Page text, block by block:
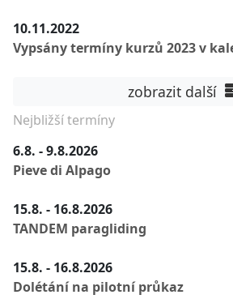
10.11.2022
Vypsány termíny kurzů 2023 v
zobrazit další
Nejbližší termíny
6.8. - 9.8.2026
Pieve di Alpago
15.8. - 16.8.2026
TANDEM paragliding
15.8. - 16.8.2026
Dolétání na pilotní průkaz